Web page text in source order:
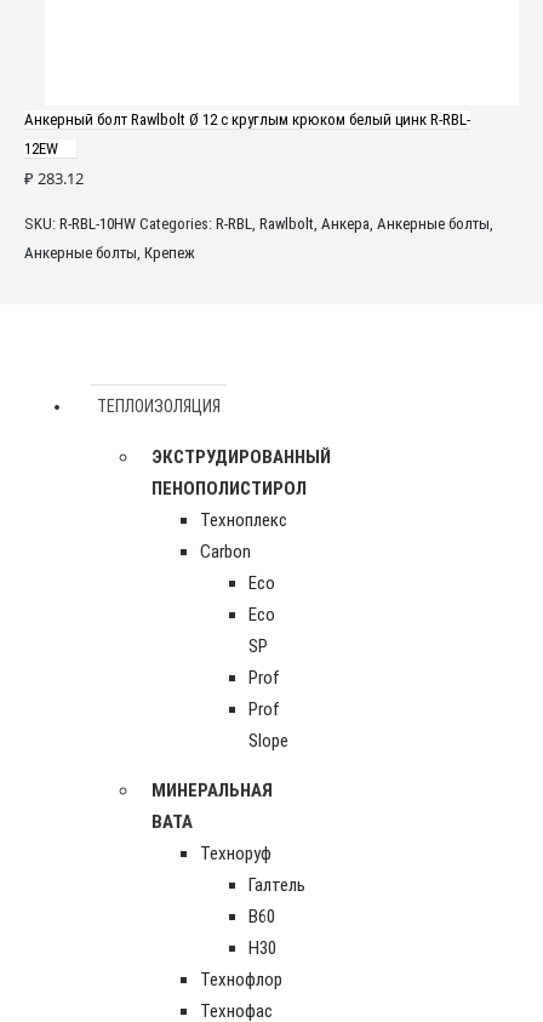
Анкерный болт Rawlbolt Ø 12 с круглым крюком белый цинк R-RBL-
12EW
₽ 283.12
SKU: R-RBL-10HW Categories: R-RBL Rawlbolt Анкера Анкерные болты
Анкерные болты Крепеж
ТЕПЛОИЗОЛЯЦИЯ
ЭКСТРУДИРОВАННЫЙ
ПЕНОПОЛИСТИРОЛ
Техноплекс
Carbon
Eco
Eco
SP
Prof
Prof
Slope
МИНЕРАЛЬНАЯ
ВАТА
Техноруф
Галтель
В60
Н30
Технофлор
Технофас